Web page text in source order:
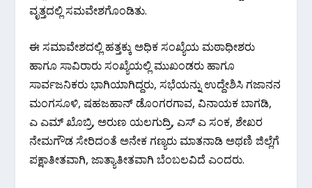
ವೃತ್ತದಲ್ಲಿ ಸಮವೇಶಗೊಂಡಿತು.
ಈ ಸಮಾವೇಶದಲ್ಲಿ ಹತ್ತಕ್ಕು ಅಧಿಕ ಸಂಖ್ಯೆಯ ಮಠಾಧೀಶರು
ಹಾಗೂ ಸಾವಿರಾರು ಸಂಖ್ಯೆಯಲ್ಲಿ ಮುಖಂಡರು ಹಾಗೂ
ಸಾರ್ವಜನಿಕರು ಭಾಗಿಯಾಗಿದ್ದರು, ಸಭೆಯನ್ನು ಉದ್ದೇಶಿಸಿ ಗಜಾನನ
ಮಂಗಸೂಳಿ, ಷಹಜಹಾನ್ ಡೊಂಗರಗಾವ, ವಿನಾಯಕ ಬಾಗಡಿ,
ಎ ಎಮ್ ಖೊಬ್ರಿ, ಅರುಣ ಯಲಗುದ್ರಿ, ಎಸ್ ಎ ಸಂಕ, ಶೇಖರ
ನೇಮಗೌಡ ಸೇರಿದಂತೆ ಅನೇಕ ಗಣ್ಯರು ಮಾತನಾಡಿ ಅಥಣಿ ಜಿಲ್ಲೆಗೆ
ಪಕ್ಷಾತೀತವಾಗಿ, ಜಾತ್ಯಾತೀತವಾಗಿ ಬೆಂಬಲವಿದೆ ಎಂದರು.